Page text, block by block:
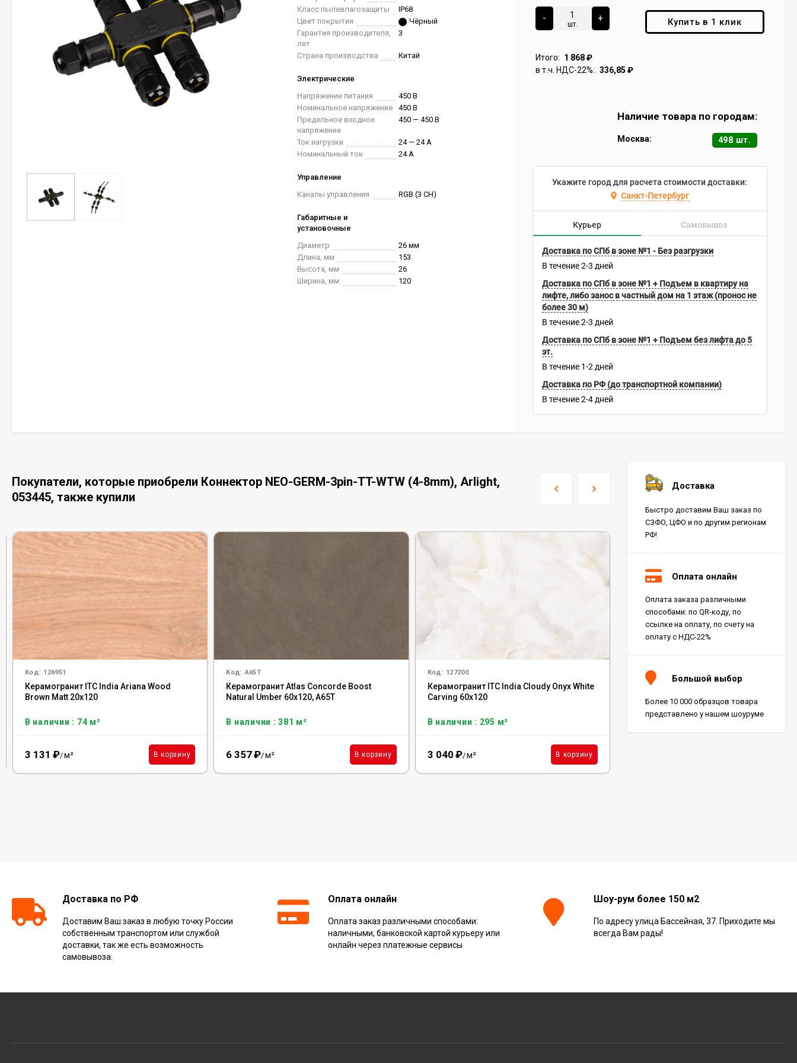
Класс пылевлагозащиты
IP68
Цвет покрытия
Чёрный
Гарантия производителя,
лет
3
Страна производства Китай
Электрические
Напряжение питания
450 В
Номинальное напряжение
450 В
Предельное входное
напряжение
450 — 450 В
Ток нагрузки
24 — 24 А
Номинальный ток
24 А
Управление
Каналы управления
RGB (3 CH)
Габаритные и
установочные
Диаметр
26 мм
Длина, мм
153
Высота, мм
26
Ширина, мм
120
-
шт.
+
Итого: 1 868₽
в т.ч. НДС-22%: 336,85 ₽
Купить в 1 клик
Наличие товара по городам:
Москва: 498 шт.
Укажите город для расчета стоимости доставки:
Санкт-Петербург
Курьер Самовывоз
Доставка по СПб в зоне №1 - Без разгрузки
В течение 2-3 дней
Доставка по СПб в зоне №1 + Подъем в квартиру на
лифте, либо занос в частный дом на 1 этаж (пронос не
более 30 м)
В течение 2-3 дней
Доставка по СПб в зоне №1 + Подъем без лифта до 5
эт.
В течение 1-2 дней
Доставка по РФ (до транспортной компании)
В течение 2-4 дней
Покупатели, которые приобрели Коннектор NEO-GERM-3pin-TT-WTW (4-8mm), Arlight,
053445, также купили
Код: 126951
Керамогранит ITC India Ariana Wood
Brown Matt 20x120
В наличии : 74 м²
3 131 ₽/м² В корзину
Код: A65T
Керамогранит Atlas Concorde Boost
Natural Umber 60x120, A65T
В наличии : 381 м²
6 357₽/м² В корзину
Код: 127200
Керамогранит ITC India Cloudy Onyx White
Carving 60x120
В наличии : 295 м²
3 040 ₽/м² В корзину
127076
Керамогранит Infinity Ceramica Galactic
Copper Base Matt 60x60
Доставка
Быстро доставим Ваш заказ по
СЗФО, ЦФО и по другим регионам
РФ!
Оплата онлайн
Оплата заказа различными
способами: по QR-коду, по
ссылке на оплату, по счету на
оплату с НДС-22%
Большой выбор
Более 10 000 образцов товара
представлено у нашем шоуруме
Доставка по РФ
Доставим Ваш заказ в любую точку России
собственным транспортом или службой
доставки, так же есть возможность
самовывоза.
Оплата онлайн
Оплата заказ различными способами:
наличными, банковской картой курьеру или
онлайн через платежные сервисы
Шоу-рум более 150 м2
По адресу улица Бассейная, 37. Приходите мы
всегда Вам рады!